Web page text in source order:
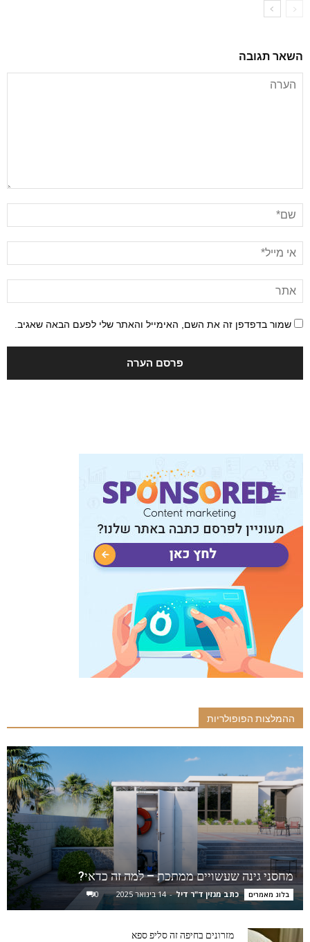
השאר תגובה
שמור בדפדפן זה את השם, האימייל והאתר שלי לפעם הבאה שאגיב.
ההמלצות הפופולריות
מחסני גינה שעשויים ממתכת – למה זה כדאי?
בלוג מאמרים כתב מגזין ד"ר דיל - 14 בינואר 2025 0
מזרונים בחיפה זה סליפ ספא